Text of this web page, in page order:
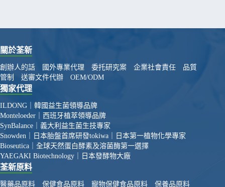
關於荃新
創辦人的話 國外專業代理 委托研究案 企業社會責任
品質
管制
送審文件代辦 OEM/ODM
獨家代理
ILDONG｜韓國益生菌領導品牌
Monteloeder｜西班牙植萃領導品牌
SynBalance｜義大利益生菌生技專家
Snowden｜日本胎盤首席研發tokiwa｜日本第一植物化學專家
Bioseutica｜全球天然蛋白酵素及溶菌酶第一選擇
YAEGAKI Biotechnology｜日本發酵物大廠
荃新原料
醫藥品原料 保健食品原料 寵物保健食品原料 保養品原料